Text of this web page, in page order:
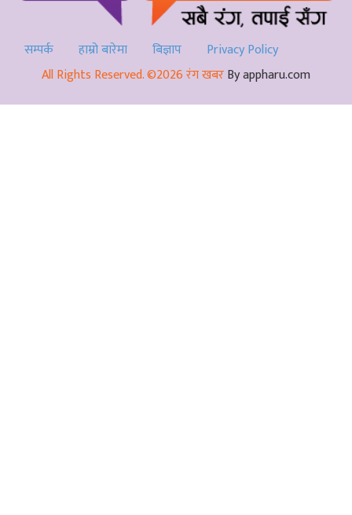
सम्पर्क हाम्रो बारेमा बिज्ञाप
Privacy Policy
All Rights Reserved. ©2026 रंग खबरBy appharu.com